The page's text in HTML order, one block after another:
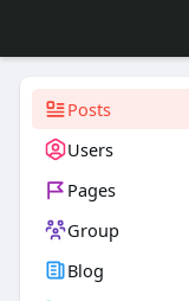
Posts
Users
Pages
Group
Blog